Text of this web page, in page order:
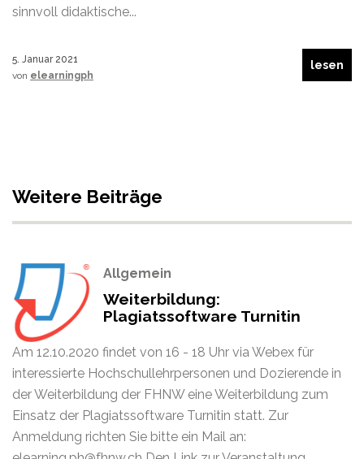
sinnvoll didaktische...
5. Januar 2021
von elearningph
lesen
Weitere Beiträge
Allgemein
Weiterbildung:
Plagiatssoftware Turnitin
Am 12.10.2020 findet von 16 - 18 Uhr via Webex für
interessierte Hochschullehrpersonen und Dozierende in
der Weiterbildung der FHNW eine Weiterbildung zum
Einsatz der Plagiatssoftware Turnitin statt. Zur
Anmeldung richten Sie bitte ein Mail an: